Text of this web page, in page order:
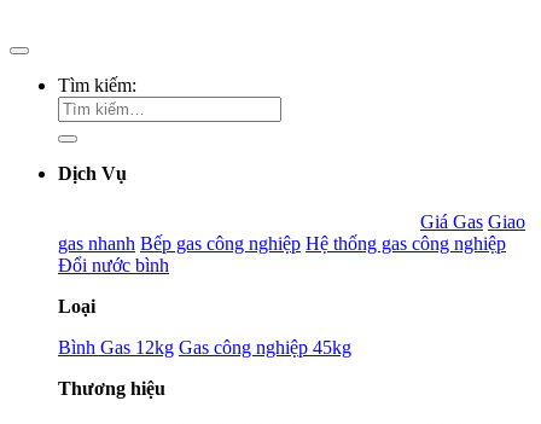
Tìm kiếm:
Dịch Vụ
Giá Gas Giao
gas nhanh Bếp gas công nghiệp Hệ thống gas công nghiệp
Đổi nước bình
Loại
Bình Gas 12kg Gas công nghiệp 45kg
Thương hiệu